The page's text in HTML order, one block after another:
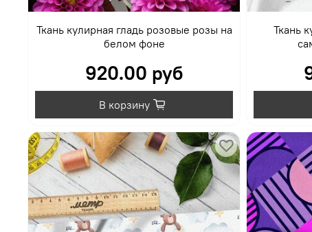
Ткань кулирная гладь розовые розы на
белом фоне
920.00 руб
В корзину
Ткань